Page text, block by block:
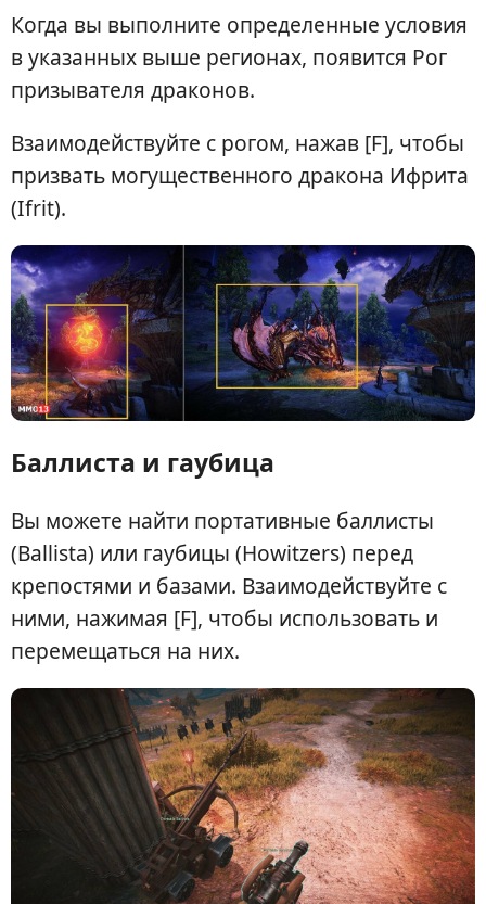
Когда вы выполните определенные условия
в указанных выше регионах, появится Рог
призывателя драконов.
Взаимодействуйте с рогом, нажав [F], чтобы
призвать могущественного дракона Ифрита
(Ifrit).
Баллиста и гаубица
Вы можете найти портативные баллисты
(Ballista) или гаубицы (Howitzers) перед
крепостями и базами. Взаимодействуйте с
ними, нажимая [F], чтобы использовать и
перемещаться на них.